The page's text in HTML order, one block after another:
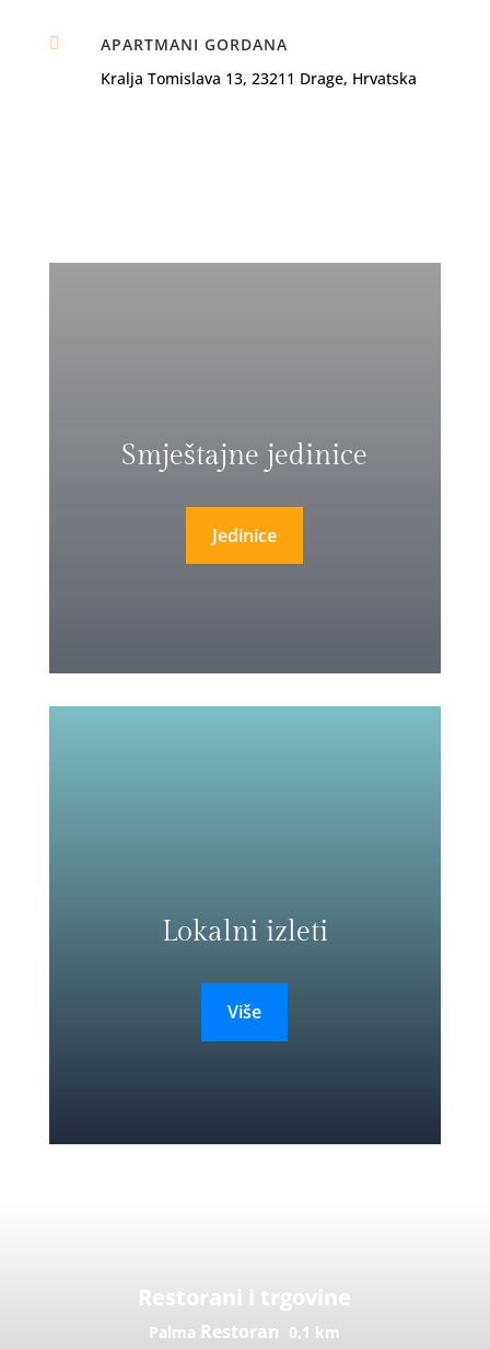

APARTMANI GORDANA
Kralja Tomislava 13, 23211 Drage, Hrvatska
Smještajne jedinice
Jedinice
Lokalni izleti
Više
Restorani i trgovine
Palma Restoran 0,1 km